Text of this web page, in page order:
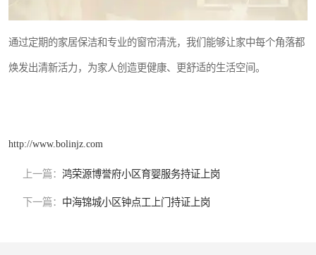
通过定期的家居保洁和专业的窗帘清洗，我们能够让家中每个角落都
焕发出清新活力，为家人创造更健康、更舒适的生活空间。
http://www.bolinjz.com
上一篇： 鸿荣源博誉府小区育婴服务持证上岗
下一篇： 中海锦城小区钟点工上门持证上岗